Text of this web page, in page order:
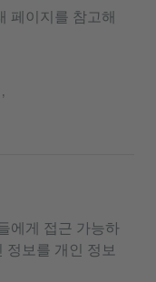
페이지를 참고해
에게 접근 가능하
정보를 개인 정보